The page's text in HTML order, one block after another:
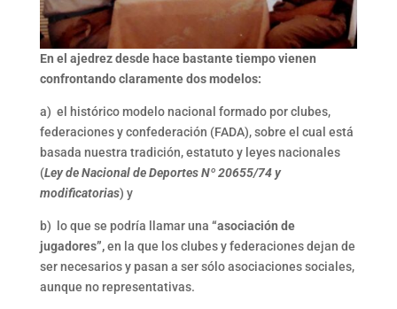
En el ajedrez desde hace bastante tiempo vienen
confrontando claramente dos modelos:
a) el histórico modelo nacional formado por clubes,
federaciones y confederación (FADA), sobre el cual está
basada nuestra tradición, estatuto y leyes nacionales
(Ley de Nacional de Deportes Nº 20655/74 y
modificatorias) y
b) lo que se podría llamar una “asociación de
jugadores”,en la que los clubes y federaciones dejan de
ser necesarios y pasan a ser sólo asociaciones sociales,
aunque no representativas.